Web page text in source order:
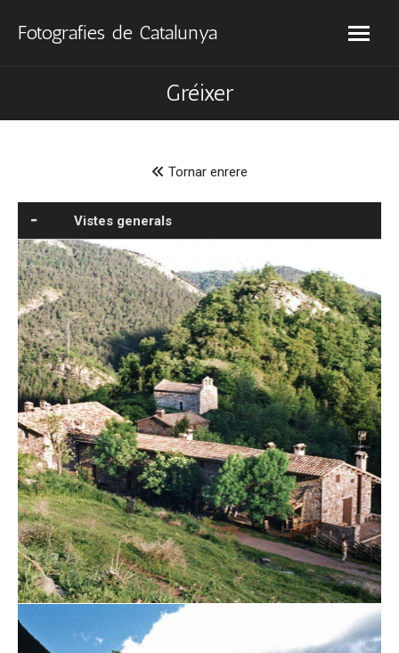
Fotografies de Catalunya
Gréixer
Tornar enrere
Vistes generals